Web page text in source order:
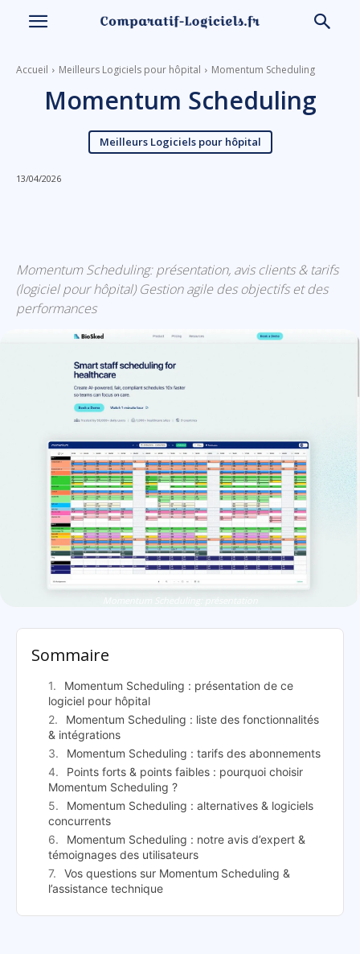
Accueil Meilleurs Logiciels pour hôpital Momentum Scheduling
Momentum Scheduling
Meilleurs Logiciels pour hôpital
13/04/2026
Momentum Scheduling: présentation, avis clients & tarifs
(logiciel pour hôpital) Gestion agile des objectifs et des
performances
Momentum Scheduling: présentation
Sommaire
Momentum Scheduling : présentation de ce
logiciel pour hôpital
Momentum Scheduling : liste des fonctionnalités
& intégrations
Momentum Scheduling : tarifs des abonnements
Points forts & points faibles : pourquoi choisir
Momentum Scheduling ?
Momentum Scheduling : alternatives & logiciels
concurrents
Momentum Scheduling : notre avis d’expert &
témoignages des utilisateurs
Vos questions sur Momentum Scheduling &
l’assistance technique